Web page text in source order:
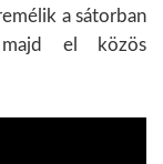
a sátorban
el közös